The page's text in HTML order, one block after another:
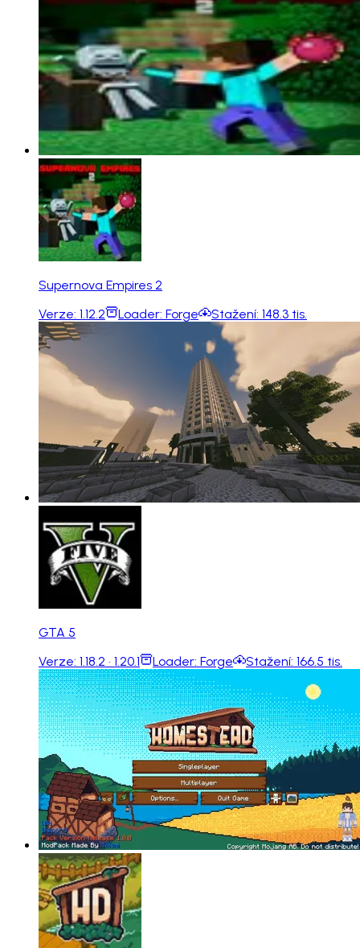
Supernova Empires 2
Verze: 1.12.2 Loader: Forge Stažení: 148.3 tis.
GTA 5
Verze: 1.18.2 · 1.20.1 Loader: Forge Stažení: 166.5 tis.